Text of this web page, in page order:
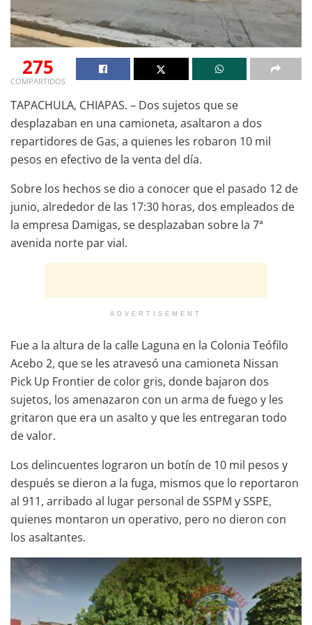
275
COMPARTIDOS
TAPACHULA, CHIAPAS. – Dos sujetos que se
desplazaban en una camioneta, asaltaron a dos
repartidores de Gas, a quienes les robaron 10 mil
pesos en efectivo de la venta del día.
Sobre los hechos se dio a conocer que el pasado 12 de
junio, alrededor de las 17:30 horas, dos empleados de
la empresa Damigas, se desplazaban sobre la 7ª
avenida norte par vial.
ADVERTISEMENT
Fue a la altura de la calle Laguna en la Colonia Teófilo
Acebo 2, que se les atravesó una camioneta Nissan
Pick Up Frontier de color gris, donde bajaron dos
sujetos, los amenazaron con un arma de fuego y les
gritaron que era un asalto y que les entregaran todo
de valor.
Los delincuentes lograron un botín de 10 mil pesos y
después se dieron a la fuga, mismos que lo reportaron
al 911, arribado al lugar personal de SSPM y SSPE,
quienes montaron un operativo, pero no dieron con
los asaltantes.